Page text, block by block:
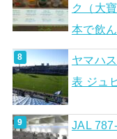
ク（大
本で飲
ヤマハ
表 ジュ
JAL